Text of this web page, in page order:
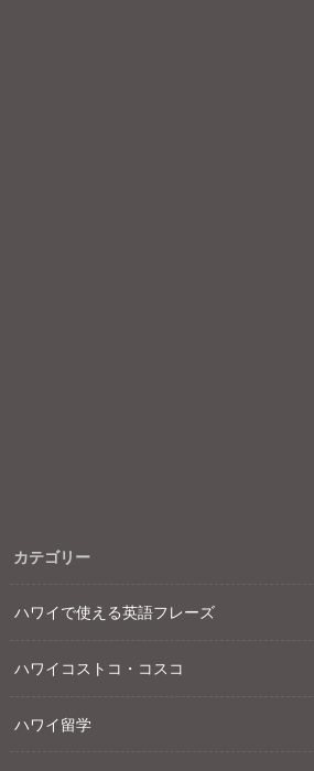
カテゴリー
ハワイで使える英語フレーズ
ハワイコストコ・コスコ
ハワイ留学